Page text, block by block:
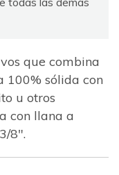
que combina
100% sólida con
u otros
con llana a
8".